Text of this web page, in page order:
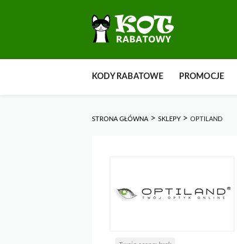
KODY RABATOWE PROMOCJE
STRONA GŁÓWNA > SKLEPY > OPTILAND